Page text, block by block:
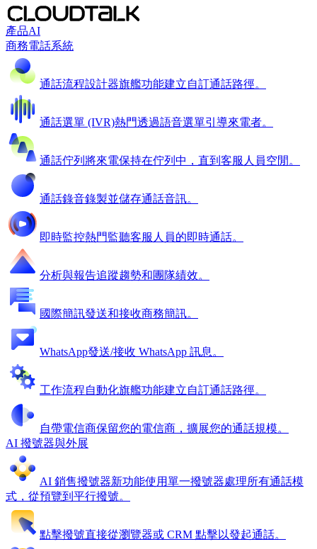
產品AI
商務電話系統
通話流程設計器旗艦功能建立自訂通話路徑。
通話選單 (IVR)熱門透過語音選單引導來電者。
通話佇列 將來電保持在佇列中，直到客服人員空閒。
通話錄音錄製並儲存通話音訊。
即時監控熱門監聽客服人員的即時通話。
分析與報告追蹤趨勢和團隊績效。
國際簡訊發送和接收商務簡訊。
WhatsApp發送/接收 WhatsApp 訊息。
工作流程自動化旗艦功能建立自訂通話路徑。
自帶電信商保留您的電信商，擴展您的通話規模。
AI 撥號器與外展
AI 銷售撥號器新功能使用單一撥號器處理所有通話模
式，從預覽到平行撥號。
點擊撥號直接從瀏覽器或 CRM 點擊以發起通話。